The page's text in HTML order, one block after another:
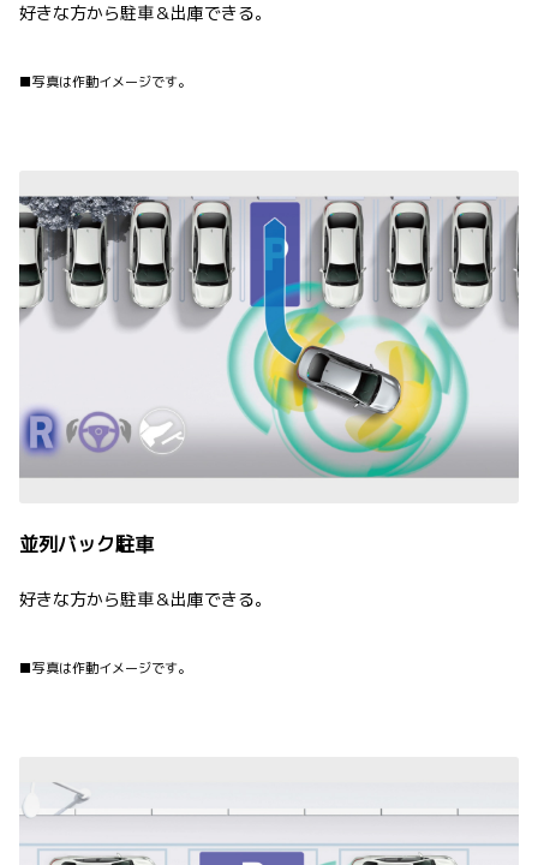
好きな方から駐車＆出庫できる。
■写真は作動イメージです。
並列バック駐車
好きな方から駐車＆出庫できる。
■写真は作動イメージです。